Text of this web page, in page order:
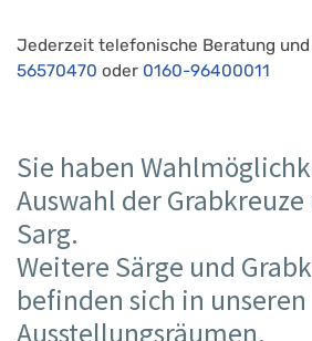
Jederzeit telefonische Beratung
56570470 oder 0160-96400011
Sie haben
Auswahl der
Sarg.
Weitere Särge und
befinden sich in unseren
Ausstellungsräumen.